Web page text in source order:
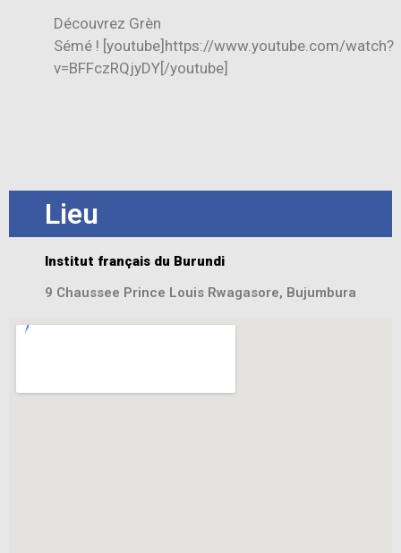
Découvrez Grèn
Sémé ! [youtube]https://www.youtube.com/watch?
v=BFFczRQjyDY[/youtube]
Lieu
Institut français du Burundi
9 Chaussee Prince Louis Rwagasore, Bujumbura